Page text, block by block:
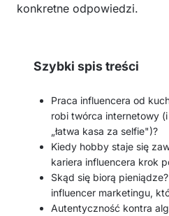
konkretne odpowiedzi.
Szybki spis treści
Praca influencera od
robi twórca internetowy
„łatwa kasa za selfie")?
Kiedy hobby staje się
kariera influencera krok
Skąd się biorą
influencer marketingu,
Autentyczność kontra